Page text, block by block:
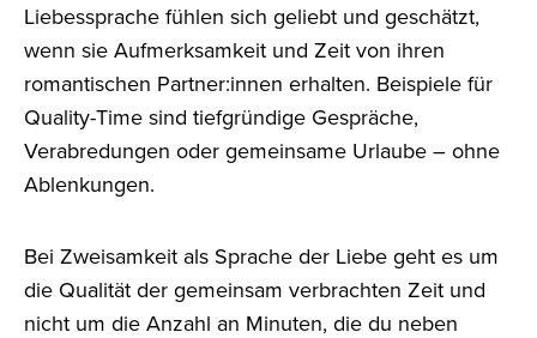
Liebessprache fühlen sich geliebt und geschätzt,
wenn sie Aufmerksamkeit und Zeit von ihren
romantischen Partner:innen erhalten. Beispiele für
Quality-Time sind tiefgründige Gespräche,
Verabredungen oder gemeinsame Urlaube – ohne
Ablenkungen.
Bei Zweisamkeit als Sprache der Liebe geht es um
die Qualität der gemeinsam verbrachten Zeit und
nicht um die Anzahl an Minuten, die du neben